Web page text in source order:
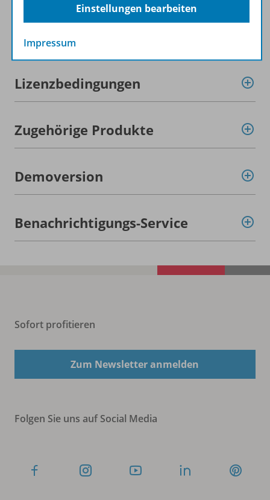
Beschreibung
Lizenzbedingungen
Zugehörige Produkte
Demoversion
Benachrichtigungs-Service
Sofort profitieren
Zum Newsletter anmelden
Folgen Sie uns auf Social Media
Einstellungen bearbeiten
Impressum